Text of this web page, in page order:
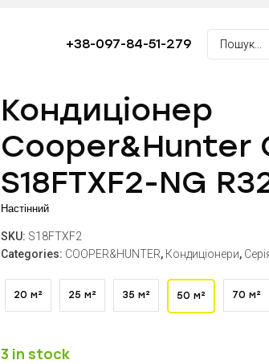
+38-097-84-51-279
Кондиціонер
Cooper&Hunter
S18FTXF2-NG
Настінний
SKU: S18FTXF2
Categories: COOPER&HUNTER, Кондиціонери,
20 м² 25 м² 35 м² 50 м² 70 м²
3 in stock